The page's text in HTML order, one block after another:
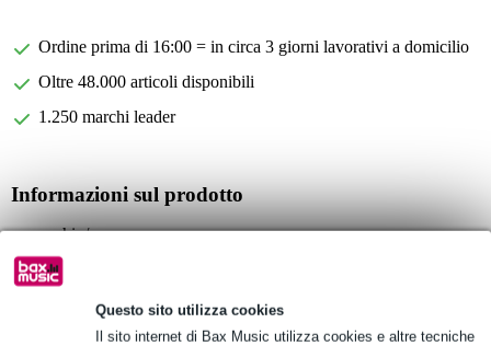
Questo sito utilizza cookies
Il sito internet di Bax Music utilizza cookies e altre tecniche
Ordine prima di 16:00 = in circa 3 giorni lavorativi a domicilio
Oltre 48.000 articoli disponibili
1.250 marchi leader
Informazioni sul prodotto
coperchio/presa
1 unità
adatto per VCB-6, 12 e 36
Specifiche complete